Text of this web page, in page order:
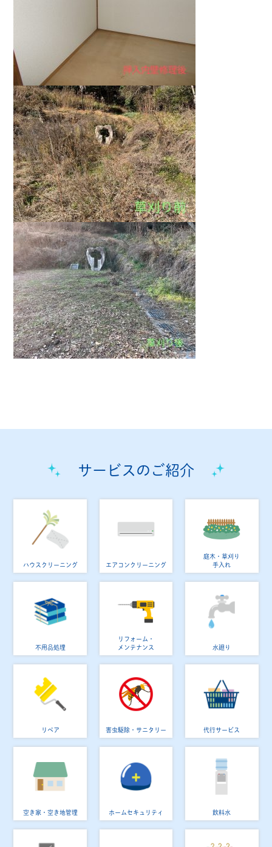
サービスのご紹介
ハウスクリーニング エアコンクリーニング
庭木・草刈り
手入れ
不用品処理
リフォーム・
メンテナンス
水廻り
リペア 害虫駆除・サニタリー 代行サービス
空き家・空き地管理 ホームセキュリティ 飲料水